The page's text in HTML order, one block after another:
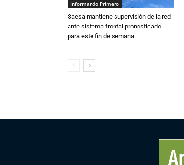
Informando Primero
Saesa mantiene supervisión de la red
ante sistema frontal pronosticado
para este fin de semana